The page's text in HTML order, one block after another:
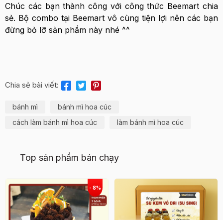
Chúc các bạn thành công với công thức Beemart chia
sẻ. Bộ combo tại Beemart vô cùng tiện lợi nên các bạn
đừng bỏ lỡ sản phẩm này nhé ^^
Chia sẻ bài viết:
bánh mì
bánh mì hoa cúc
cách làm bánh mì hoa cúc
làm bánh mì hoa cúc
Top sản phẩm bán chạy